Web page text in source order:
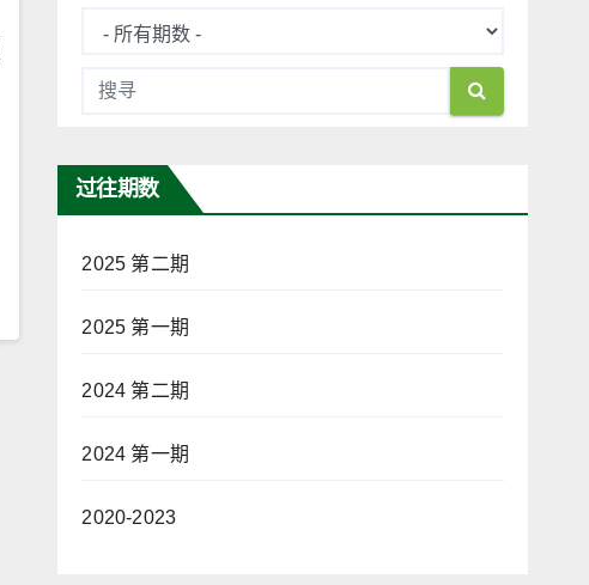
过往期数
2025 第二期
2025 第一期
2024 第二期
2024 第一期
2020-2023